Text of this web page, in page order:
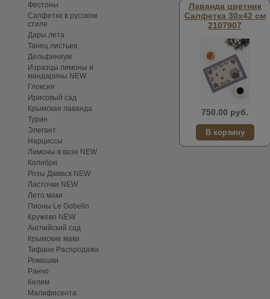
Фестоны
Салфетки в русском
стиле
Дары лета
Танец листьев
Дельфиниум
Изразцы лимоны и
мандарины NEW
Глоксия
Ирисовый сад
Крымская лаванда
Турин
Элегант
Нарциссы
Лимоны в вазе NEW
Колибри
Розы Дамаск NEW
Ласточки NEW
Лето маки
Пионы Le Gobelin
Кружево NEW
Английский сад
Крымские маки
Тифани Распродажа
Ромашки
Ранчо
Келим
Малифисента
Лаванда цветник
Салфетка 30х42 см
2107907
750.00 руб.